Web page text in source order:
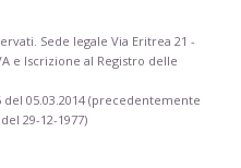
Sede legale Via Eritrea 21 -
e Iscrizione al Registro delle
05.03.2014 (precedentemente
29-12-1977)